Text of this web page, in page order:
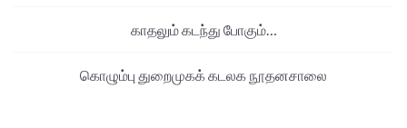
காதலும் கடந்து போகும்…
கொழும்பு துறைமுகக் கடலக நூதனசாலை